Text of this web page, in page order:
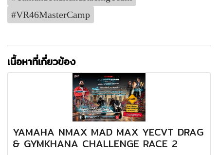
#VR46MasterCamp
เนื้อหาที่เกี่ยวข้อง
YAMAHA NMAX MAD MAX YECVT DRAG
& GYMKHANA CHALLENGE RACE 2